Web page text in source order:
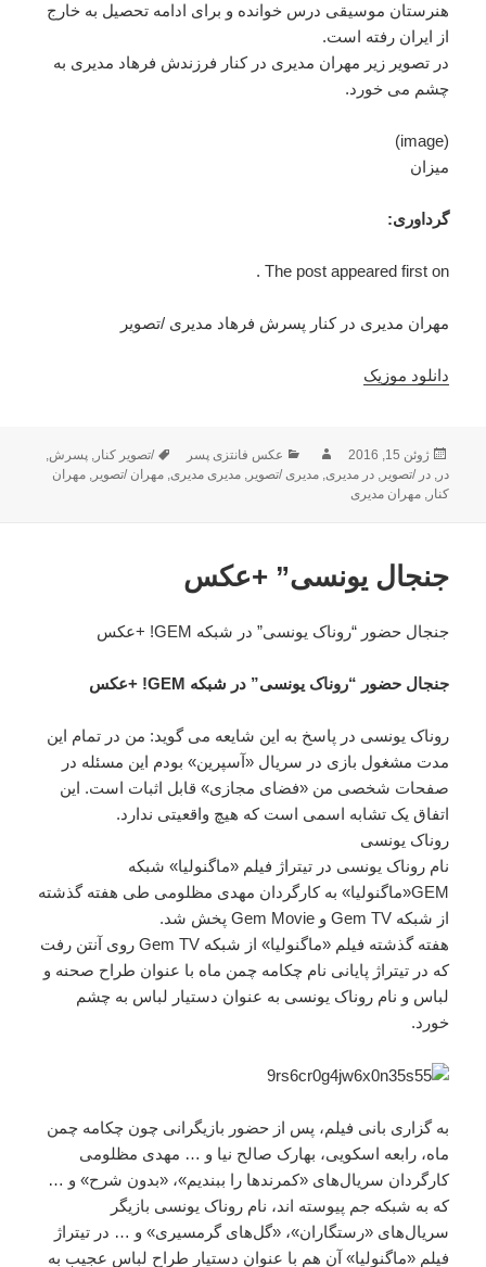
هنرستان موسیقی درس خوانده و برای ادامه تحصیل به خارج
از ایران رفته است.
در تصویر زیر مهران مدیری در کنار فرزندش فرهاد مدیری به
چشم می خورد.
(image)
میزان
گرداوری:
The post appeared first on .
مهران مدیری در کنار پسرش فرهاد مدیری /تصویر
دانلود موزیک
ارسال
شده
در
ژوئن 15, 2016 نویسندهدسته‌ها
عکس فانتزی پسر برچسب‌ها
/تصویر کنار,پسرش,
در,در /تصویر,در مدیری,مدیری /تصویر,مدیری مدیری,مهران /تصویر,مهران
کنار,مهران مدیری
جنجال یونسی” +عکس
جنجال حضور “روناک یونسی” در شبکه GEM! +عکس
جنجال حضور “روناک یونسی” در شبکه GEM! +عکس
روناک یونسی در پاسخ به این شایعه می گوید: من در تمام این
مدت مشغول بازی در سریال «آسپرین» بودم این مسئله در
صفحات شخصی من «فضای مجازی» قابل اثبات است. این
اتفاق یک تشابه اسمی است که هیچ واقعیتی ندارد.
روناک یونسی
نام روناک یونسی در تیتراژ فیلم «ماگنولیا» شبکه
GEM«ماگنولیا» به کارگردان مهدی مظلومی طی هفته گذشته
از شبکه Gem TV و Gem Movie‌ پخش شد.
هفته گذشته فیلم «ماگنولیا» از شبکه Gem TV روی آنتن رفت
که در تیتراژ پایانی نام چکامه چمن ماه با عنوان طراح صحنه و
لباس و نام روناک یونسی به عنوان دستیار لباس به چشم
خورد.
به گزاری بانی فیلم، پس از حضور بازیگرانی چون چکامه چمن
ماه، رابعه اسکویی، بهارک صالح نیا و … مهدی مظلومی
کارگردان سریال‌های «کمرندها را ببندیم»، «بدون شرح» و …
که به شبکه جم پیوسته اند، نام روناک یونسی بازیگر
سریال‌های «رستگاران»، «گل‌های گرمسیری» و … در تیتراژ
فیلم «ماگنولیا» آن هم با عنوان دستیار طراح لباس عجیب به